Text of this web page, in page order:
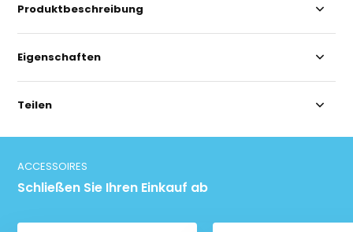
Produktbeschreibung
Eigenschaften
Teilen
ACCESSOIRES
Schließen Sie Ihren Einkauf ab